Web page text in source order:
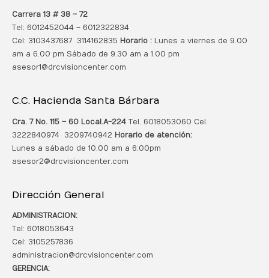
Carrera 13 # 38 – 72
Tel: 6012452044 – 6012322834
Cel: 3103437687 3114162835 Horario : Lunes a viernes de 9.00
am a 6.00 pm Sábado de 9.30 am a 1.00 pm
asesor1@drcvisioncenter.com
C.C. Hacienda Santa Bárbara
Cra. 7 No. 115 – 60 Local.A-224 Tel. 6018053060 Cel.
3222840974 3209740942 Horario de atención:
Lunes a sábado de 10.00 am a 6:00pm
asesor2@drcvisioncenter.com
Dirección General
ADMINISTRACION:
Tel: 6018053643
Cel: 3105257836
administracion@drcvisioncenter.com
GERENCIA: